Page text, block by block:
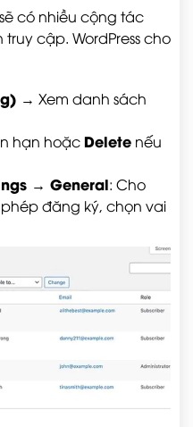
có nhiều cộng tác
cập. WordPress cho
→ Xem danh sách
hạn hoặcDelete nếu
→ General: Cho
đăng ký, chọn vai